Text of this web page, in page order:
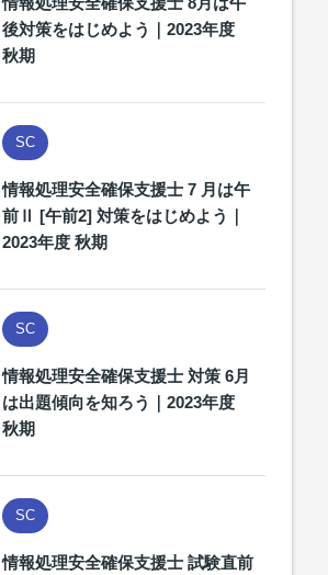
後対策をはじめよう｜2023年度
秋期
SC
情報処理安全確保支援士 7 月は午
前Ⅱ [午前2] 対策をはじめよう｜
2023年度 秋期
SC
情報処理安全確保支援士 対策 6月
は出題傾向を知ろう｜2023年度
秋期
SC
情報処理安全確保支援士 試験直前